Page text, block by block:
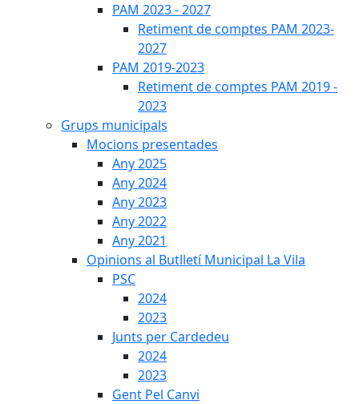
PAM 2023 - 2027
Retiment de comptes PAM 2023-
2027
PAM 2019-2023
Retiment de comptes PAM 2019 -
2023
Grups municipals
Mocions presentades
Any 2025
Any 2024
Any 2023
Any 2022
Any 2021
Opinions al Butlletí Municipal La Vila
PSC
2024
2023
Junts per Cardedeu
2024
2023
Gent Pel Canvi